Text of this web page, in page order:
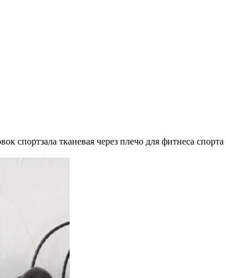
спортзала тканевая через плечо для фитнеса